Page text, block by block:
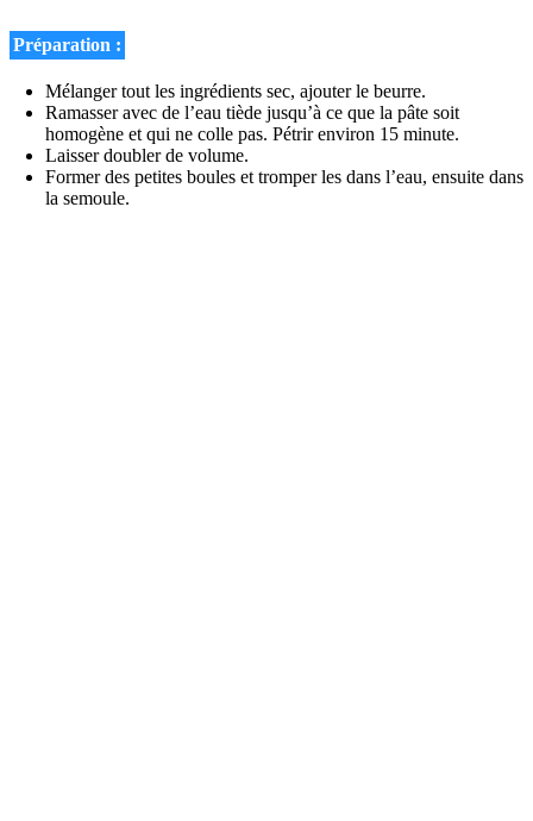
Préparation :
Mélanger tout les ingrédients sec, ajouter le beurre.
Ramasser avec de l’eau tiède jusqu’à ce que la pâte soit
homogène et qui ne colle pas. Pétrir environ 15 minute.
Laisser doubler de volume.
Former des petites boules et tromper les dans l’eau, ensuite dans
la semoule.